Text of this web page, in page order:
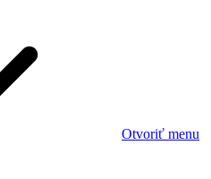
Otvoriť menu